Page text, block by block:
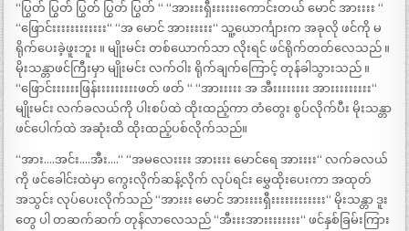
“ပြွတ် ပြွတ် ပြွတ် ပြွတ် ပြွတ် “ “အားးးရှီးးးးးးကောင်းတယ် မောင် အားးးး “
“ဖြောင်းးးးးးးးးးးး“ “အ မောင် အားးးးးး“ သူ့ယောင်္ကျားက အခုလို ဖင်ကို မ
ရိုက်ပေးခဲ့ဖူးဘူး ။ မျိုးမင်း တစ်ယောက်သာ လိုးရင် ဖင်ရိုက်တတ်လေသည် ။
မိုးသန္တာဖင်ကြီးမှာ မျိုးမင်း လက်ဝါး ရိုက်ချက်ကြောင့် တုန်ခါသွားသည် ။
“ဖြောင်းးးးးးဖြန်းးးးးးးးးဖတ် ဖတ် “ “အားးးးး အ အီးးးးးးးး အားးးးးးးးး“
မျိုးမင်း လက်ခလယ်ကို ပါးစပ်ထဲ ထိုးထည့်ကာ တံတွေး စွပ်လိုက်ပီး မိုးသန္တာ
ဖင်ပေါက်ထဲ အဆုံးထိ ထိုးထည့်ပစ်လိုက်သည်။
“အား….အင်း….အီး….“ “အမလေးးးး အားးးး မောင်ရေ အားးးး“ လက်ခလယ်
ကို ဖင်ခေါင်းထဲမှာ ကွေးလိုက်ဆန့်လိုက် လုပ်ရင်း မွှေထိုးပေးကာ အထုတ်
အသွင်း လုပ်ပေးလိုက်သည် “အားးး မောင် အားးးးရှီးးးးးးးးးးးး“ မိုးသန္တာ ဒူး
တွေ ပါ တဆက်ဆက် တုန်လာလေသည် “အီးးးအားးးးးးးး“ ဖင်နှစ်ခြမ်းကြား